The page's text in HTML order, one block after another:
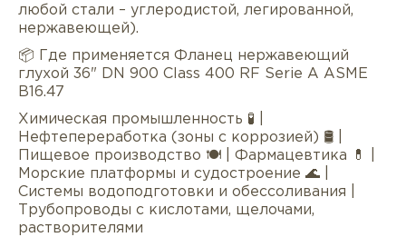
любой стали – углеродистой, легированной,
нержавеющей).
📦 Где применяется Фланец нержавеющий
глухой 36" DN 900 Class 400 RF Serie А ASME
B16.47
Химическая промышленность 🧪 |
Нефтепереработка (зоны с коррозией) 🛢 |
Пищевое производство 🍽 | Фармацевтика 💊 |
Морские платформы и судостроение 🌊 |
Системы водоподготовки и обессоливания |
Трубопроводы с кислотами, щелочами,
растворителями